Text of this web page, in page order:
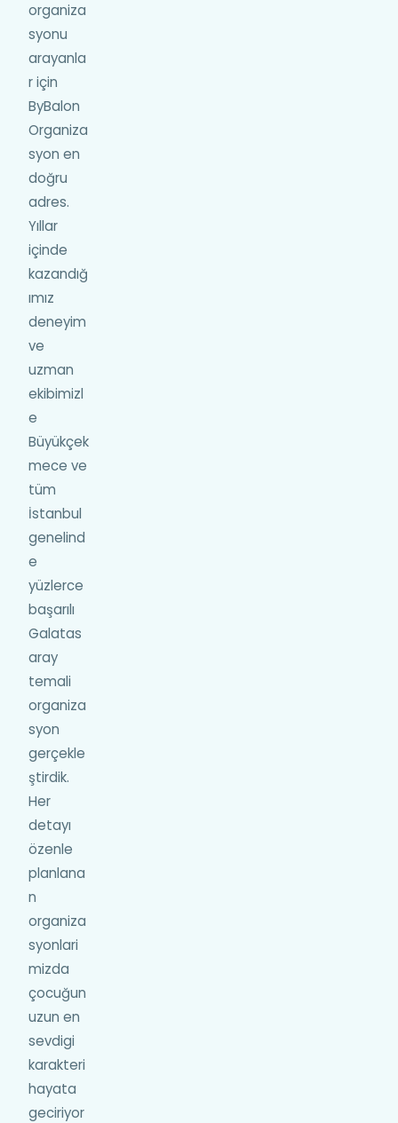
organiza
syonu
arayanla
r için
ByBalon
Organiza
syon en
doğru
adres.
Yıllar
içinde
kazandığ
ımız
deneyim
ve
uzman
ekibimizl
e
Büyükçek
mece ve
tüm
İstanbul
genelind
e
yüzlerce
başarılı
Galatas
aray
temali
organiza
syon
gerçekle
ştirdik.
Her
detayı
özenle
planlana
n
organiza
syonlari
mizda
çocuğun
uzun en
sevdigi
karakteri
hayata
geciriyor